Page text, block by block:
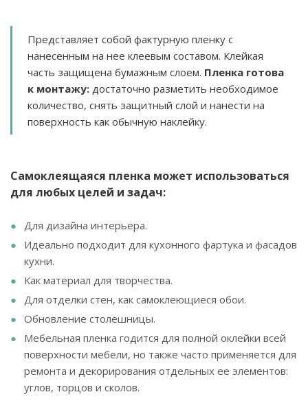
Представляет собой фактурную пленку с
нанесенным на нее клеевым составом. Клейкая
часть защищена бумажным слоем. Пленка готова
к монтажу: достаточно разметить необходимое
количество, снять защитный слой и нанести на
поверхность как обычную наклейку.
Самоклеящаяся пленка может использоваться
для любых целей и задач:
Для дизайна интерьера.
Идеально подходит для кухонного фартука и фасадов
кухни.
Как материал для творчества.
Для отделки стен, как самоклеющиеся обои.
Обновление столешницы.
Мебельная пленка годится для полной оклейки всей
поверхности мебели, но также часто применяется для
ремонта и декорирования отдельных ее элементов:
углов, торцов и сколов.